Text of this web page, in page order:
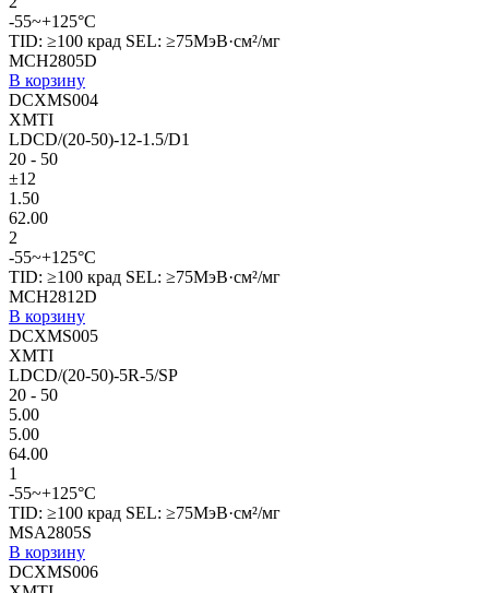
-55~+125°C
TID: ≥100 крад SEL: ≥75МэВ·см²/мг
MCH2805D
В корзину
DCXMS004
XMTI
LDCD/(20-50)-12-1.5/D1
20 - 50
±12
1.50
62.00
2
-55~+125°C
TID: ≥100 крад SEL: ≥75МэВ·см²/мг
MCH2812D
В корзину
DCXMS005
XMTI
LDCD/(20-50)-5R-5/SP
20 - 50
5.00
5.00
64.00
1
-55~+125°C
TID: ≥100 крад SEL: ≥75МэВ·см²/мг
MSA2805S
В корзину
DCXMS006